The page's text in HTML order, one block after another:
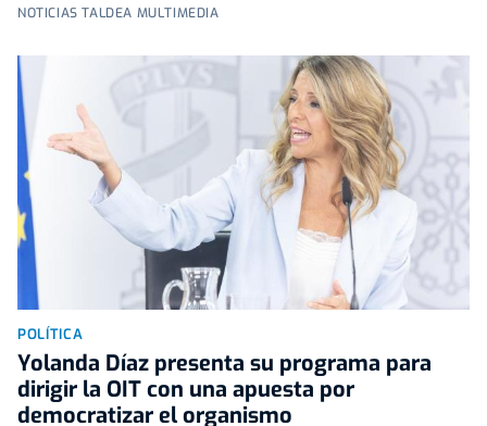
NOTICIAS TALDEA MULTIMEDIA
POLÍTICA
Yolanda Díaz presenta su programa para
dirigir la OIT con una apuesta por
democratizar el organismo